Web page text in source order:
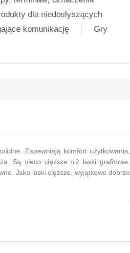
dla niedosłyszących
komunikację
Gry
Zapewniają komfort użytkowania,
Są nieco cięższe niż laski grafitowe.
Jako laski cięższe, wyjątkowo dobrze